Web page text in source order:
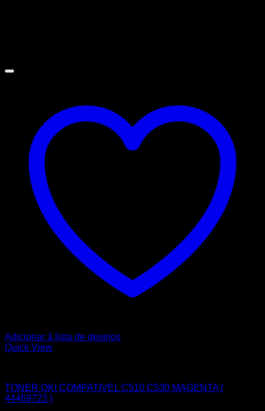
Adicionar á lista de desejos
Quick View
TONER OKI COMPATIVEL C510 C530 MAGENTA (
44469723 )